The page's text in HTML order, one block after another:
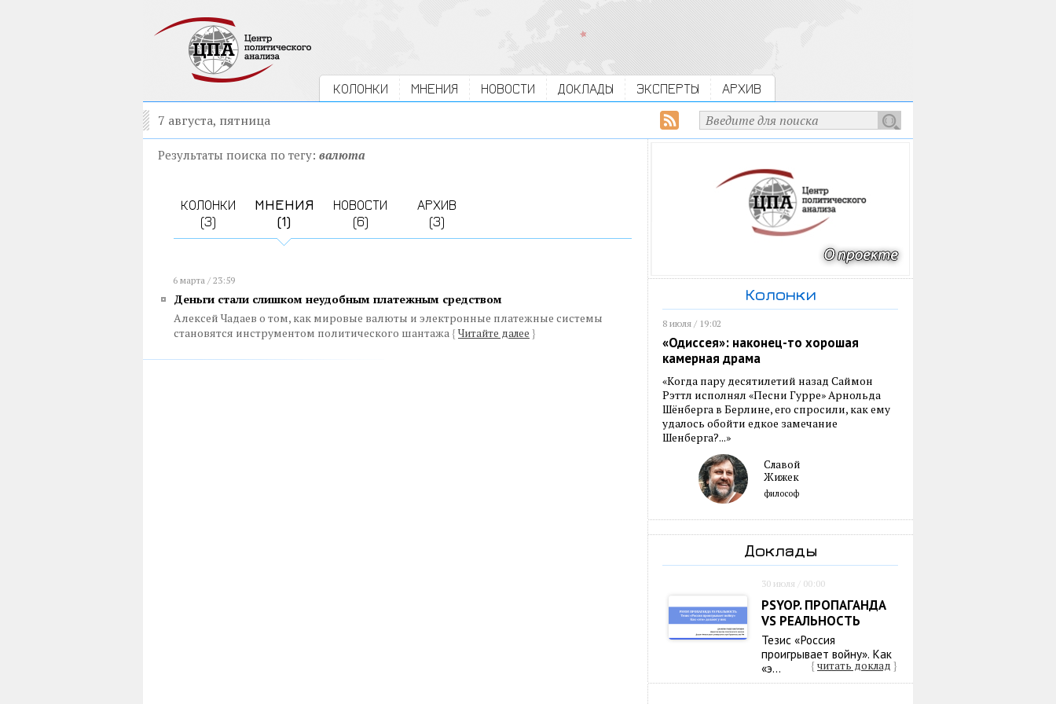
КОЛОНКИ МНЕНИЯ НОВОСТИ ДОКЛАДЫ ЭКСПЕРТЫ АРХИВ
7 августа, пятница
Результаты поиска по тегу: валюта
КОЛОНКИ
(3)
МНЕНИЯ
(1)
НОВОСТИ
(6)
АРХИВ
(3)
6 марта / 23:59
Деньги стали слишком неудобным платежным средством
Алексей Чадаев о том, как мировые валюты и электронные платежные системы
становятся инструментом политического шантажа { Читайте далее }
Колонки
8 июля / 19:02
«Одиссея»: наконец-то хорошая
камерная драма
«Когда пару десятилетий назад Саймон
Рэттл исполнял «Песни Гурре» Арнольда
Шёнберга в Берлине, его спросили, как ему
удалось обойти едкое замечание
Шенберга?...»
Славой
Жижек
философ
Доклады
30 июля / 00:00
PSYOP. ПРОПАГАНДА
VS РЕАЛЬНОСТЬ
Тезис «Россия
проигрывает войну». Как
«э...
{ читать доклад }